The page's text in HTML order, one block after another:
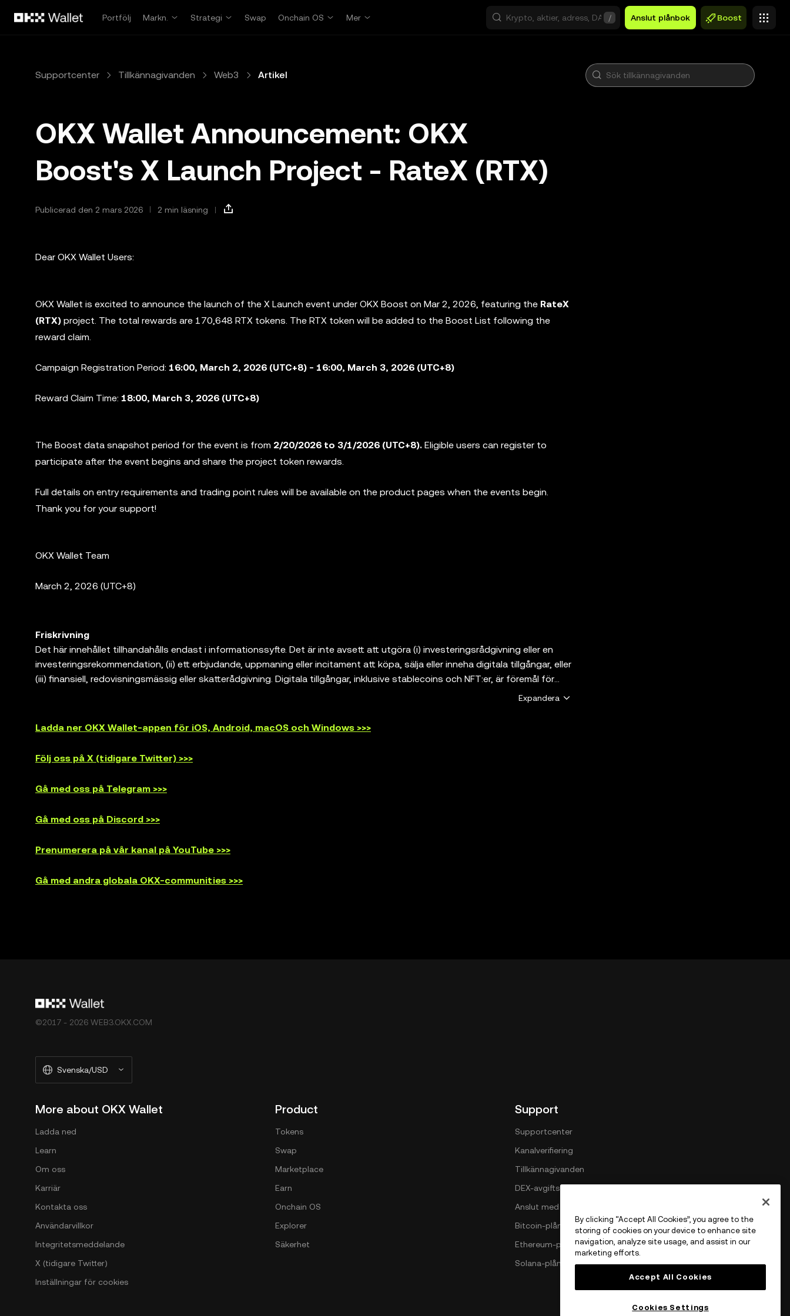
Portfölj
Markn. Strategi Swap Onchain OS Mer / Anslut plånbok Boost
Supportcenter Tillkännagivanden Web3 Artikel
OKX Wallet Announcement: OKX
Boost's X Launch Project - RateX (RTX)
Publicerad den 2 mars 2026 2 min läsning
Dear OKX Wallet Users:
OKX Wallet is excited to announce the launch of the X Launch event under OKX Boost on Mar 2, 2026, featuring the RateX
(RTX) project. The total rewards are 170,648 RTX tokens. The RTX token will be added to the Boost List following the
reward claim.
Campaign Registration Period: 16:00, March 2, 2026 (UTC+8) - 16:00, March 3, 2026 (UTC+8)
Reward Claim Time: 18:00, March 3, 2026 (UTC+8)
The Boost data snapshot period for the event is from 2/20/2026 to 3/1/2026 (UTC+8). Eligible users can register to
participate after the event begins and share the project token rewards.
Full details on entry requirements and trading point rules will be available on the product pages when the events begin.
Thank you for your support!
OKX Wallet Team
March 2, 2026 (UTC+8)
Friskrivning
Det här innehållet tillhandahålls endast i informationssyfte. Det är inte avsett att utgöra (i) investeringsrådgivning eller en
investeringsrekommendation, (ii) ett erbjudande, uppmaning eller incitament att köpa, sälja eller inneha digitala tillgångar, eller
(iii) finansiell, redovisningsmässig eller skatterådgivning. Digitala tillgångar, inklusive stablecoins och NFT:er, är föremål för
marknadsvolatilitet, omfattar en hög grad av risk, kan förlora värde och kan till och med bli värdelösa. Rådgör med en
är endast en programvaruleverantör för självförvaltande plånböcker som låter dig upptäcka och interagera med
produkter erbjuds inte i alla regioner. OKX Web3 Wallet och dess tillhörande tjänster erbjuds inte av OKX Exchange och
omfattas av [OKX Web3-ekosystemets användarvillkor](
Expandera
Ladda ner OKX Wallet-appen för iOS, Android, macOS och Windows >>>
Följ oss på X (tidigare Twitter) >>>
Gå med oss på Telegram >>>
Gå med oss på Discord >>>
Prenumerera på vår kanal på YouTube >>>
Gå med andra globala OKX-communities >>>
©2017 - 2026 WEB3.OKX.COM
Svenska/USD
More about OKX Wallet
Ladda ned
Learn
Om oss
Karriär
Kontakta oss
Användarvillkor
Integritetsmeddelande
X (tidigare Twitter)
Inställningar för cookies
Product
Tokens
Swap
Marketplace
Earn
Onchain OS
Explorer
Säkerhet
Support
Supportcenter
Kanalverifiering
Tillkännagivanden
DEX-avgiftsstruktur
Anslut med OKX
Bitcoin-plånbok
Ethereum-plånbok
Solana-plånbok
By clicking “Accept All Cookies”, you agree to the
storing of cookies on your device to enhance site
navigation, analyze site usage, and assist in our
marketing efforts.
Accept All Cookies
Cookies Settings